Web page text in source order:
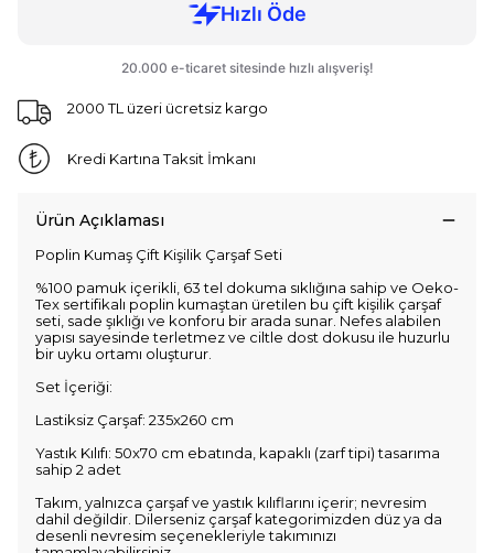
2000 TL üzeri ücretsiz kargo
Kredi Kartına Taksit İmkanı
Ürün Açıklaması
Poplin Kumaş Çift Kişilik Çarşaf Seti
%100 pamuk içerikli, 63 tel dokuma sıklığına sahip ve Oeko-
Tex sertifikalı poplin kumaştan üretilen bu çift kişilik çarşaf
seti, sade şıklığı ve konforu bir arada sunar. Nefes alabilen
yapısı sayesinde terletmez ve ciltle dost dokusu ile huzurlu
bir uyku ortamı oluşturur.
Set İçeriği:
Lastiksiz Çarşaf: 235x260 cm
Yastık Kılıfı: 50x70 cm ebatında, kapaklı (zarf tipi) tasarıma
sahip 2 adet
Takım, yalnızca çarşaf ve yastık kılıflarını içerir; nevresim
dahil değildir. Dilerseniz çarşaf kategorimizden düz ya da
desenli nevresim seçenekleriyle takımınızı